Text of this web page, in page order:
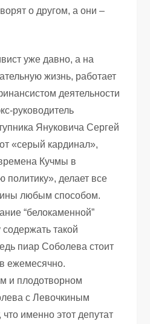
о другом, а они –
уже давно, а на
жизнь, работает
деятельности
руководитель
Януковича Сергей
«серый кардинал»,
Кучмы в
политику», делает все
любым способом.
“белокаменной”
такой
пиар Соболева стоит
ежемесячно.
и плодотворном
с Левочкиным
что именно этот депутат